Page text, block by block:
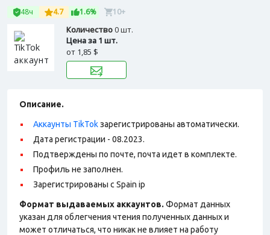
48ч 4.7 1.6% 10+
Количество0 шт.
Цена за 1 шт.
от 1,85 $
Описание.
Аккаунты TikTokзарегистрированы автоматически.
Дата регистрации - 08.2023.
Подтверждены по почте, почта идет в комплекте.
Профиль не заполнен.
Зарегистрированы с Spain ip
Формат выдаваемых аккаунтов. Формат данных
указан для облегчения чтения полученных данных и
может отличаться, что никак не влияет на работу